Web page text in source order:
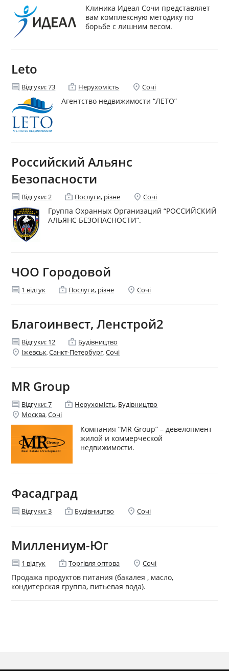
Клиника Идеал Сочи представляет
вам комплексную методику по
борьбе с лишним весом.
Leto
comment Відгуки:73 enterprise Нерухомість location_on Сочі
Агентство недвижимости “ЛЕТО”
Российский Альянс
Безопасности
comment Відгуки:2 enterprise Послуги, різне location_on Сочі
Группа Охранных Организаций “РОССИЙСКИЙ
АЛЬЯНС БЕЗОПАСНОСТИ”.
ЧОО Городовой
comment 1 відгук enterprise Послуги, різне location_on Сочі
Благоинвест, Ленстрой2
comment Відгуки: 12 enterprise Будівництво
location_on Іжевськ,Санкт-Петербург,Сочі
MR Group
comment Відгуки:7 enterprise Нерухомість, Будівництво
location_on Москва,Сочі
Компания “MR Group” – девелопмент
жилой и коммерческой
недвижимости.
Фасадград
comment Відгуки:3 enterprise Будівництво location_on Сочі
Миллениум-Юг
comment 1 відгук enterprise Торгівля оптова location_on Сочі
Продажа продуктов питания (бакалея , масло,
кондитерская группа, питьевая вода).